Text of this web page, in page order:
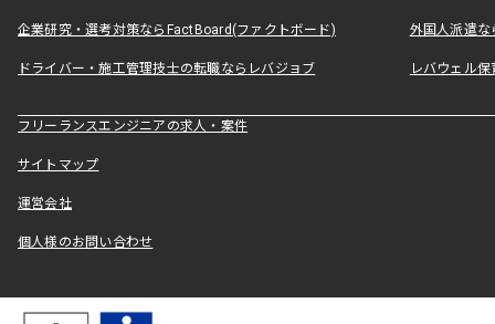
企業研究・選考対策ならFactBoard(ファクトボード) 外国人派遣な
ドライバー・施工管理技士の転職ならレバジョブ レバウェル
フリーランスエンジニアの求人・案件
サイトマップ
運営会社
個人様のお問い合わせ